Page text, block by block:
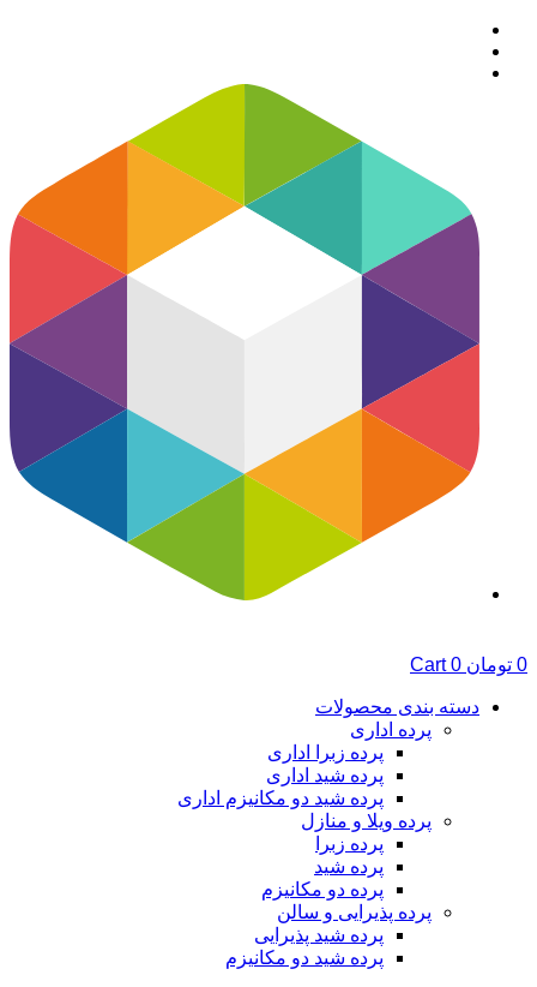
پرش
محتوا
0 تومان 0
Cart
دسته بندی محصولات
پرده اداری
پرده زبرا اداری
پرده شید اداری
پرده شید دو مکانیزم اداری
پرده ویلا و منازل
پرده زبرا
پرده شید
پرده دو مکانیزم
پرده پذیرایی و سالن
پرده شید پذیرایی
پرده شید دو مکانیزم